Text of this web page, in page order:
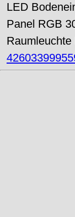
LED
Panel RGB